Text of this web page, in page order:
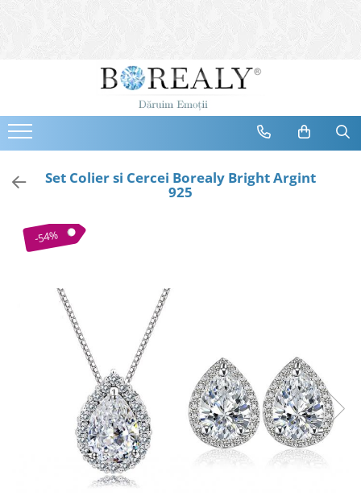
Bijuterii
Cercei
Bratari
Coliere
Tiare
Bijuterii Copii
Bijuterii Mirese
Cele mai vandute
Cele mai votate
Set Colier si Cercei Borealy Bright Argint
925
-54%